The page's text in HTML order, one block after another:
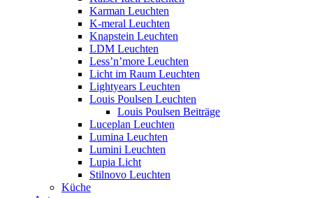
Karman Leuchten
K-meral Leuchten
Knapstein Leuchten
LDM Leuchten
Less’n’more Leuchten
Licht im Raum Leuchten
Lightyears Leuchten
Louis Poulsen Leuchten
Louis Poulsen Beiträge
Luceplan Leuchten
Lumina Leuchten
Lumini Leuchten
Lupia Licht
Stilnovo Leuchten
Küche